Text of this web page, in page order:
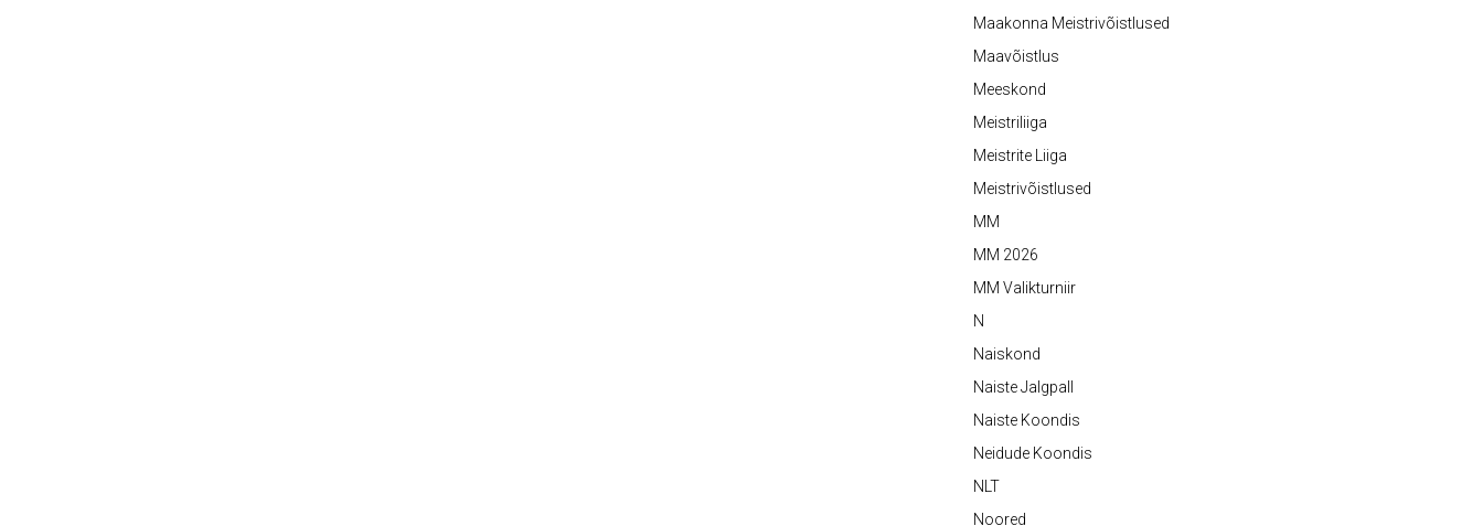
Maakonna Meistrivõistlused
Maavõistlus
Meeskond
Meistriliiga
Meistrite Liiga
Meistrivõistlused
MM
MM 2026
MM Valikturniir
N
Naiskond
Naiste Jalgpall
Naiste Koondis
Neidude Koondis
NLT
Noored